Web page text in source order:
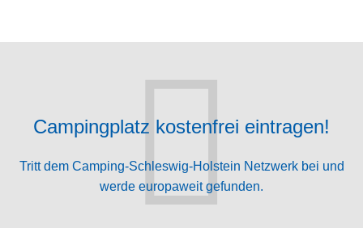
Campingplatz kostenfrei eintragen!
Tritt dem Camping-Schleswig-Holstein Netzwerk bei und
werde europaweit gefunden.